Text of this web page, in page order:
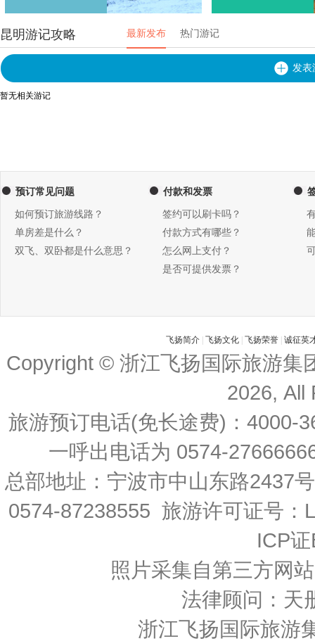
昆明游记攻略 最新发布 热门游记
发表
暂无相关游记
预订常见问题
如何预订旅游线路？
单房差是什么？
双飞、双卧都是什么意思？
付款和发票
签约可以刷卡吗？
付款方式有哪些？
怎么网上支付？
是否可提供发票？
飞扬简介 飞扬文化 飞扬荣誉 诚征英
Copyright © 浙江飞扬国际旅游集
2026, All
旅游预订电话(免长途费)：4000-
一呼出电话为 0574-
总部地址：宁波市中山东路2437
0574-87238555 旅游许可证号
ICP
照片采集自第三方网
法律顾问：天
浙江飞扬国际旅游